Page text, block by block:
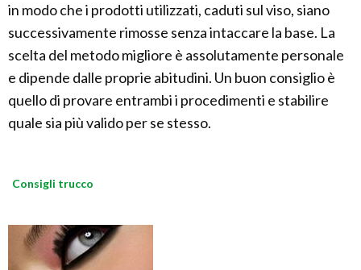
in modo che i prodotti utilizzati, caduti sul viso, siano
successivamente rimosse senza intaccare la base. La
scelta del metodo migliore è assolutamente personale
e dipende dalle proprie abitudini. Un buon consiglio è
quello di provare entrambi i procedimenti e stabilire
quale sia più valido per se stesso.
Consigli trucco